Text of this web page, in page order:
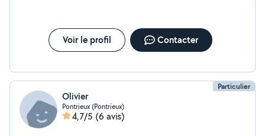
Voir le profil Contacter
Particulier
Olivier
Pontrieux (Pontrieux)
4,7/5 (6 avis)